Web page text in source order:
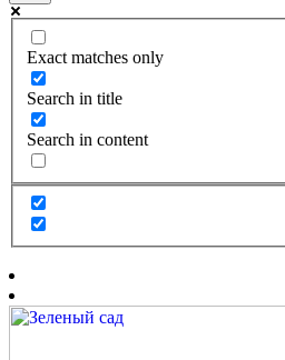
Exact matches only
Search in title
Search in content